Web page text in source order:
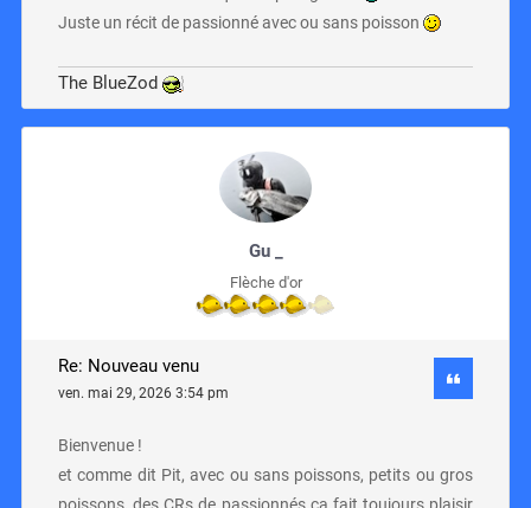
Juste un récit de passionné avec ou sans poisson
The BlueZod
Gu _
Flèche d'or
Re: Nouveau venu
ven. mai 29, 2026 3:54 pm
Bienvenue !
et comme dit Pit, avec ou sans poissons, petits ou gros